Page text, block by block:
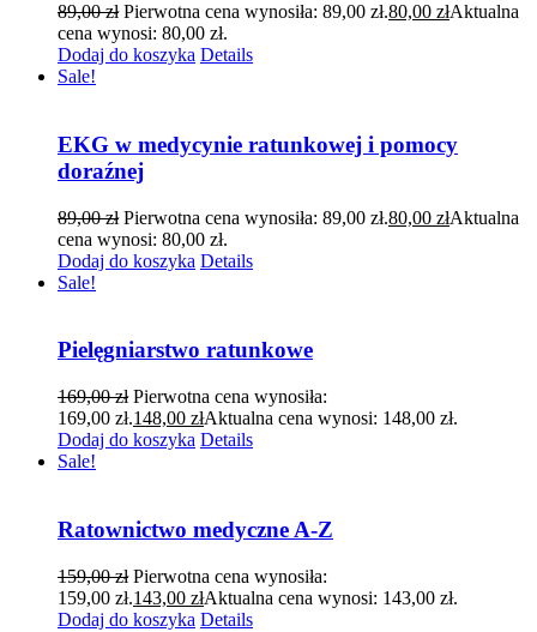
89,00zł Pierwotna cena wynosiła: 89,00 zł.80,00 złAktualna
cena wynosi: 80,00 zł.
Dodaj do koszyka Details
Sale!
EKG w medycynie ratunkowej i pomocy
doraźnej
89,00zł Pierwotna cena wynosiła: 89,00 zł.80,00 złAktualna
cena wynosi: 80,00 zł.
Dodaj do koszyka Details
Sale!
Pielęgniarstwo ratunkowe
169,00zł Pierwotna cena wynosiła:
169,00 zł.148,00 złAktualna cena wynosi: 148,00 zł.
Dodaj do koszyka Details
Sale!
Ratownictwo medyczne A-Z
159,00zł Pierwotna cena wynosiła:
159,00 zł.143,00 złAktualna cena wynosi: 143,00 zł.
Dodaj do koszyka Details